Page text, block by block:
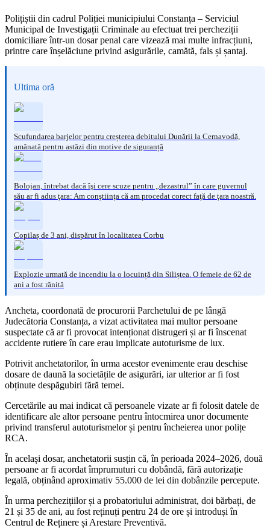
Polițiștii din cadrul Poliției municipiului Constanța – Serviciul
Municipal de Investigații Criminale au efectuat trei percheziții
domiciliare într-un dosar penal care vizează mai multe infracțiuni,
printre care înșelăciune privind asigurările, camătă, fals și șantaj.
Ultima oră
Scufundarea barjelor pentru creșterea debitului Dunării la Cernavodă,
amânată pentru astăzi din motive de siguranță
Bolojan, întrebat dacă îşi cere scuze pentru „dezastrul” în care guvernul
său ar fi adus ţara: Am conştiinţa că am procedat corect faţă de ţara noastră.
Copilaș de 3 ani, dispărut în localitatea Corbu
Explozie urmată de incendiu la o locuință din Siliștea. O femeie de 62 de
ani a fost rănită
Ancheta, coordonată de procurorii Parchetului de pe lângă
Judecătoria Constanța, a vizat activitatea mai multor persoane
suspectate că ar fi provocat intenționat distrugeri și ar fi înscenat
accidente rutiere în care erau implicate autoturisme de lux.
Potrivit anchetatorilor, în urma acestor evenimente erau deschise
dosare de daună la societățile de asigurări, iar ulterior ar fi fost
obținute despăgubiri fără temei.
Cercetările au mai indicat că persoanele vizate ar fi folosit datele de
identificare ale altor persoane pentru întocmirea unor documente
privind transferul autoturismelor și pentru încheierea unor polițe
RCA.
În același dosar, anchetatorii susțin că, în perioada 2024–2026, două
persoane ar fi acordat împrumuturi cu dobândă, fără autorizație
legală, obținând aproximativ 55.000 de lei din dobânzile percepute.
În urma perchezițiilor și a probatoriului administrat, doi bărbați, de
21 și 35 de ani, au fost reținuți pentru 24 de ore și introduși în
Centrul de Reținere și Arestare Preventivă.